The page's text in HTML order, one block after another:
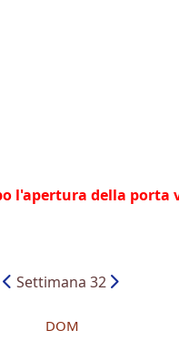
l'apertura della porta
Settimana 32
DOM